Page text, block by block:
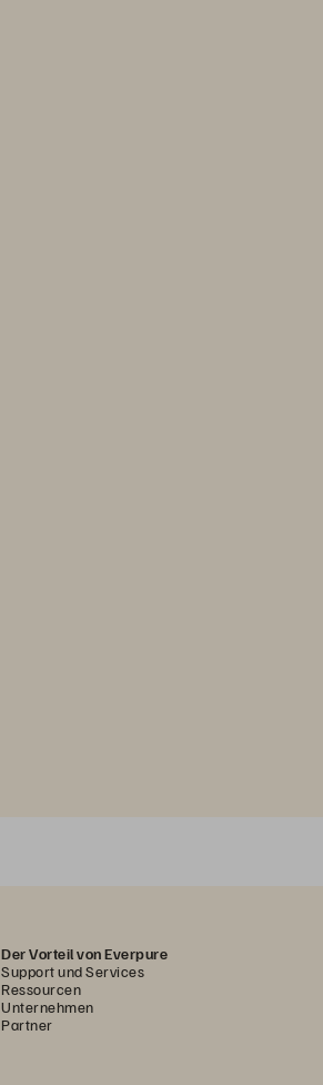
Der Vorteil von Everpure
Support und Services
Ressourcen
Unternehmen
Partner